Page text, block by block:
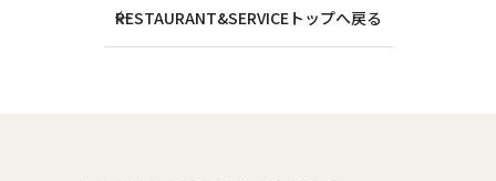
RESTAURANT&SERVICEトップへ戻る